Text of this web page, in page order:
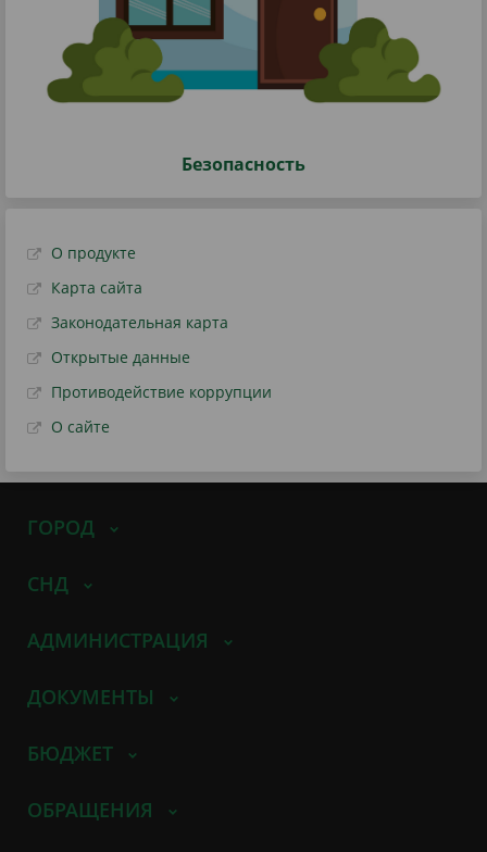
Безопасность
О продукте
Карта сайта
Законодательная карта
Открытые данные
Противодействие коррупции
О сайте
ГОРОД
СНД
АДМИНИСТРАЦИЯ
ДОКУМЕНТЫ
БЮДЖЕТ
ОБРАЩЕНИЯ